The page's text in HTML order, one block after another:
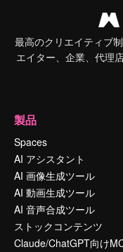
最高のクリエイティブ
エイター、企業、代理
製品
Spaces
AI アシスタント
AI 画像生成ツール
AI 動画生成ツール
AI 音声合成ツール
ストックコンテンツ
Claude/ChatGPT向け